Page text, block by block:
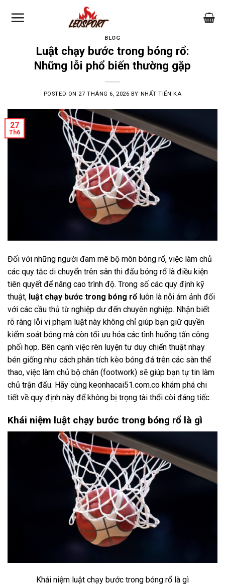
BLOG
Luật chạy bước trong bóng rổ:
Những lỗi phổ biến thường gặp
POSTED ON 27 THÁNG 6, 2026 BY NHẤT TIẾN KA
27
Th6
Đối với những người đam mê bộ môn bóng rổ, việc làm chủ
các quy tắc di chuyển trên sân thi đấu bóng rổ là điều kiện
tiên quyết để nâng cao trình độ. Trong số các quy định kỹ
thuật, luật chạy bước trong bóng rổ luôn là nỗi ám ảnh đối
với các cầu thủ từ nghiệp dư đến chuyên nghiệp. Nhận biết
rõ ràng lỗi vi phạm luật này không chỉ giúp bạn giữ quyền
kiểm soát bóng mà còn tối ưu hóa các tình huống tấn công
phối hợp. Bên cạnh việc rèn luyện tư duy chiến thuật nhạy
bén giống như cách phân tích kèo bóng đá trên các sàn thể
thao, việc làm chủ bộ chân (footwork) sẽ giúp bạn tự tin làm
chủ trận đấu. Hãy cùng keonhacai51.com.co khám phá chi
tiết về quy định này để không bị trọng tài thổi còi đáng tiếc.
Khái niệm luật chạy bước trong bóng rổ là gì
Khái niệm luật chạy bước trong bóng rổ là gì